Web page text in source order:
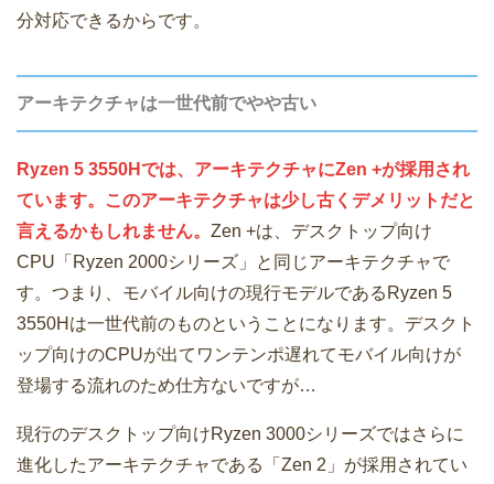
分対応できるからです。
アーキテクチャは一世代前でやや古い
Ryzen 5 3550Hでは、アーキテクチャにZen +が採用され
ています。このアーキテクチャは少し古くデメリットだと
言えるかもしれません。 Zen +は、デスクトップ向け
CPU「Ryzen 2000シリーズ」と同じアーキテクチャで
す。つまり、モバイル向けの現行モデルであるRyzen 5
3550Hは一世代前のものということになります。デスクト
ップ向けのCPUが出てワンテンポ遅れてモバイル向けが
登場する流れのため仕方ないですが…
現行のデスクトップ向けRyzen 3000シリーズではさらに
進化したアーキテクチャである「Zen 2」が採用されてい